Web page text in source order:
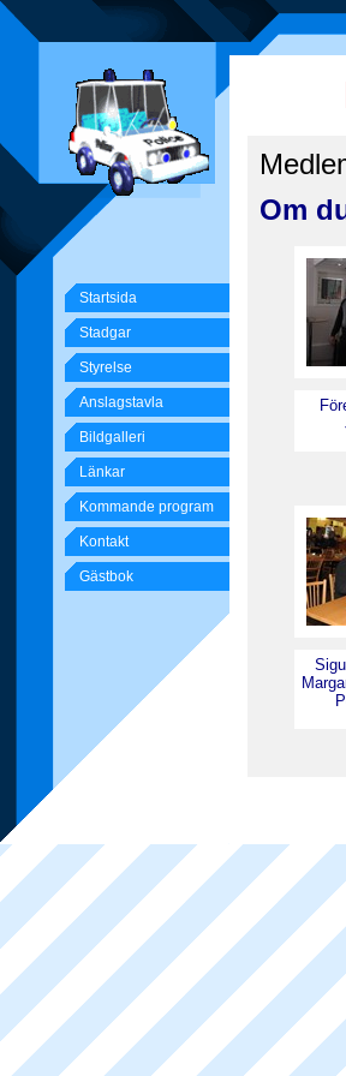
Startsida
Stadgar
Styrelse
Anslagstavla
Bildgalleri
Länkar
Kommande program
Kontakt
Gästbok
Om